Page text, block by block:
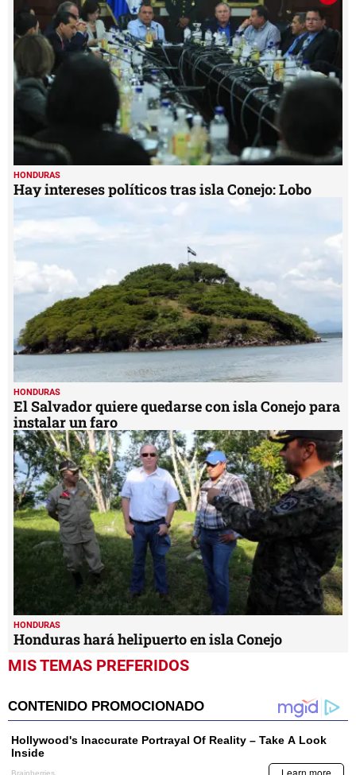
HONDURAS
Hay intereses políticos tras isla Conejo: Lobo
HONDURAS
El Salvador quiere quedarse con isla Conejo para
instalar un faro
HONDURAS
Honduras hará helipuerto en isla Conejo
MIS TEMAS PREFERIDOS